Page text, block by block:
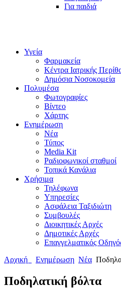
Για παιδιά
Υγεία
Φαρμακεία
Κέντρα Ιατρικής
Δημόσια Νοσοκομεία
Πολυμέσα
Φωτογραφίες
Bίντεο
Χάρτης
Ενημέρωση
Νέα
Τύπος
Media Kit
Ραδιοφωνικοί σταθμοί
Τοπικά Κανάλια
Χρήσιμα
Τηλέφωνα
Υπηρεσίες
Ασφάλεια Ταξιδιώτη
Συμβουλές
Διοικητικές Αρχές
Δημοτικές Αρχές
Επαγγελματικός
Αρχική
Ενημέρωση Νέα
Ποδηλατική βόλτα